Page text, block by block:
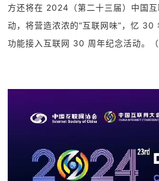
方还将在 2024（第二十三届）中国
动，将营造浓浓的“互联网味”，忆 30
功能接入互联网 30 周年纪念活动。（